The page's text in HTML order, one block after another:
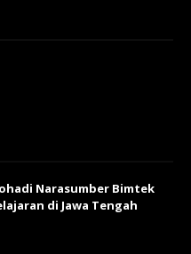
Narasumber Bimtek
di Jawa Tengah